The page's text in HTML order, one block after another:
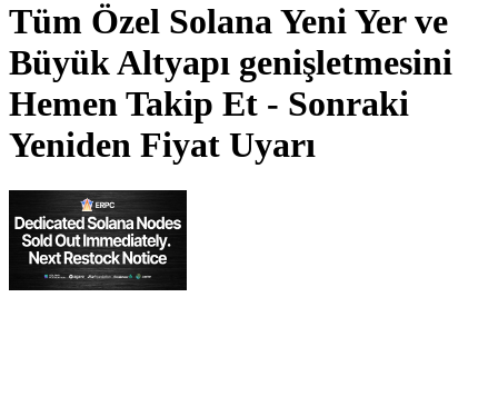
Tüm Özel Solana Yeni Yer ve
Büyük Altyapı genişletmesini
Hemen Takip Et - Sonraki
Yeniden Fiyat Uyarı